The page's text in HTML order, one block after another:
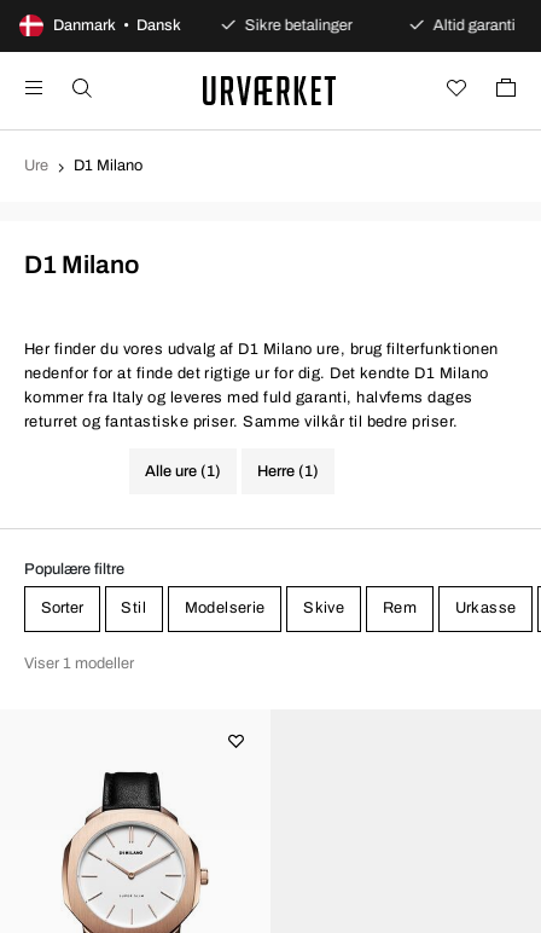
Danmark • Dansk
100 dages åbent køb Sikre betalinger Altid garanti
Ure D1 Milano
D1 Milano
Her finder du vores udvalg af D1 Milano ure, brug filterfunktionen
nedenfor for at finde det rigtige ur for dig. Det kendte D1 Milano
kommer fra Italy og leveres med fuld garanti, halvfems dages
returret og fantastiske priser. Samme vilkår til bedre priser.
Alle ure (1) Herre (1)
Populære filtre
Sorter Stil Modelserie Skive Rem Urkasse
Viser 1 modeller